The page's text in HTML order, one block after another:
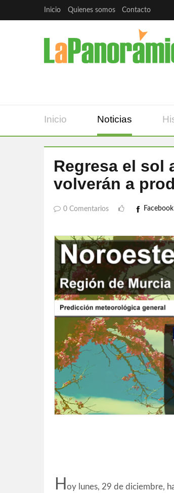
Inicio Quienes somos Contacto
Inicio Noticias
Regresa el sol
volverán a
0 Comentarios Facebook
H oy lunes, 29 de diciembre,